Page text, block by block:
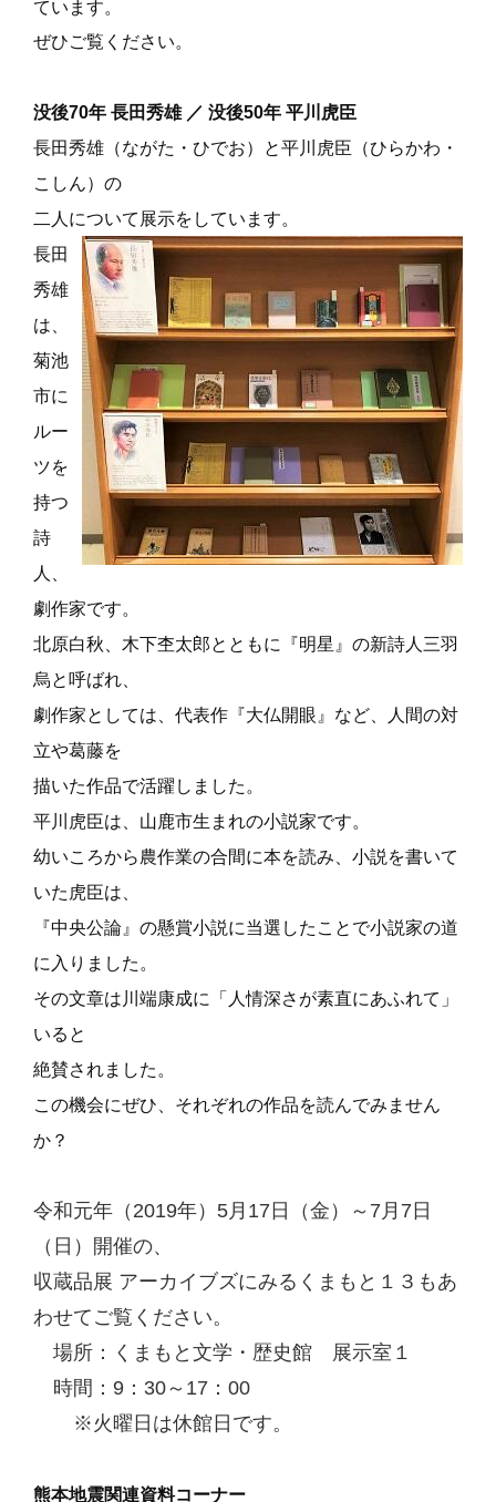
ています。
ぜひご覧ください。
没後70年 長田秀雄 ／ 没後50年 平川虎臣
長田秀雄（ながた・ひでお）と平川虎臣（ひらかわ・
こしん）の
二人について展示をしています。
長田
秀雄
は、
菊池
市に
ルー
ツを
持つ
詩
人、
劇作家です。
北原白秋、木下杢太郎とともに『明星』の新詩人三羽
烏と呼ばれ、
劇作家としては、 代表作『大仏開眼』など、人間の対
立や葛藤を
描いた作品で活躍しました。
平川虎臣は、山鹿市生まれの小説家です。
幼いころから農作業の合間に本を読み、小説を書いて
いた虎臣は、
『中央公論』の懸賞小説に当選したことで小説家の道
に入りました。
その文章は川端康成に「 人情深さが素直にあふれて」
いると
絶賛されました。
この機会にぜひ、それぞれの作品を読んでみません
か？
令和元年（2019年）5月17日（金）～7月7日
（日）開催の、
収蔵品展 アーカイブズにみるくまもと１３もあ
わせてご覧ください。
場所：くまもと文学・歴史館 展示室１
時間：9：30～17：00
※火曜日は休館日です。
熊本地震関連資料コーナー